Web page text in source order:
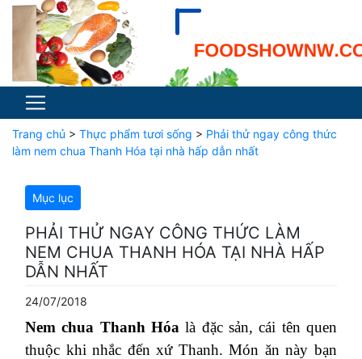
Trang chủ > Thực phẩm tươi sống > Phải thử ngay công thức
làm nem chua Thanh Hóa tại nhà hấp dẫn nhất
Mục lục
PHẢI THỬ NGAY CÔNG THỨC LÀM
NEM CHUA THANH HÓA TẠI NHÀ HẤP
DẪN NHẤT
24/07/2018
Nem chua Thanh Hóa là đặc sản, cái tên quen
thuộc khi nhắc đến xứ Thanh. Món ăn này bạn